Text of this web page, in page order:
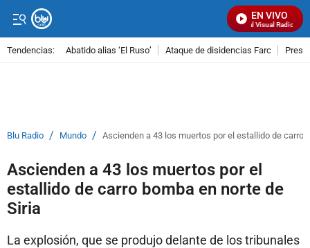
EN VIVO
Señal Visual Radio
Tendencias: Abatido alias ‘El Ruso’ Ataque de disidencias Farc
Blu Radio / Mundo / Ascienden a 43 los muertos por el estallido de carro
Ascienden a 43 los muertos por el
estallido de carro bomba en norte de
Siria
La explosión, que se produjo delante de los tribunales